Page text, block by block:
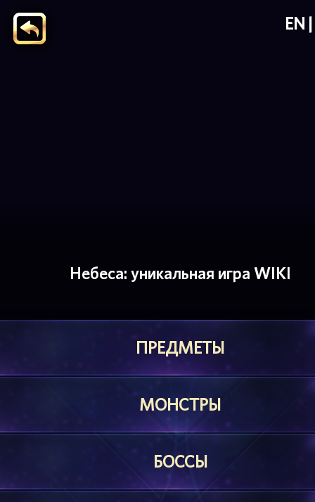
EN
Небеса: уникальная игра WIKI
ПРЕДМЕТЫ
МОНСТРЫ
БОССЫ